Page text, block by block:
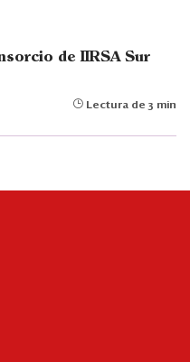
de IIRSA Sur
Lectura de 3 min